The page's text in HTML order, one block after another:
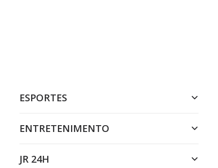
ESPORTES
ENTRETENIMENTO
JR 24H